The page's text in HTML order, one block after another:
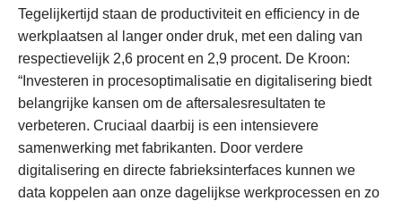
Tegelijkertijd staan de productiviteit en efficiency in de
werkplaatsen al langer onder druk, met een daling van
respectievelijk 2,6 procent en 2,9 procent. De Kroon:
“Investeren in procesoptimalisatie en digitalisering biedt
belangrijke kansen om de aftersalesresultaten te
verbeteren. Cruciaal daarbij is een intensievere
samenwerking met fabrikanten. Door verdere
digitalisering en directe fabrieksinterfaces kunnen we
data koppelen aan onze dagelijkse werkprocessen en zo